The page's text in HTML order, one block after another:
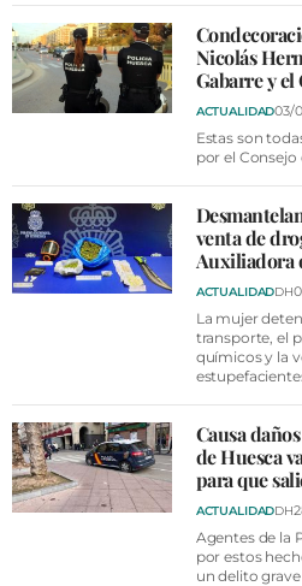
CULTURA
SOCIEDAD
OPINIÓN
VÍDEOS
CONTACTAR
FIESTAS EN EL ALTO ARAGÓN
FIESTAS DE SAN LORENZO
CARTELERA
FARMACIAS
HORÓSCOPO
Nicolás
Gabarre y
ACTUALIDAD03/
Estas son
por el
venta de
Auxiliadora
ACTUALIDADDH
La mujer
transporte, el
químicos y la
Causa
de Huesca
para que
ACTUALIDADDH
Agentes de la
por estos
un delito grave